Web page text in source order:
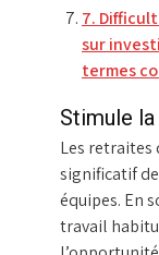
7.
sur
termes
Stimule
Les retraites
significatif
équipes. En
travail